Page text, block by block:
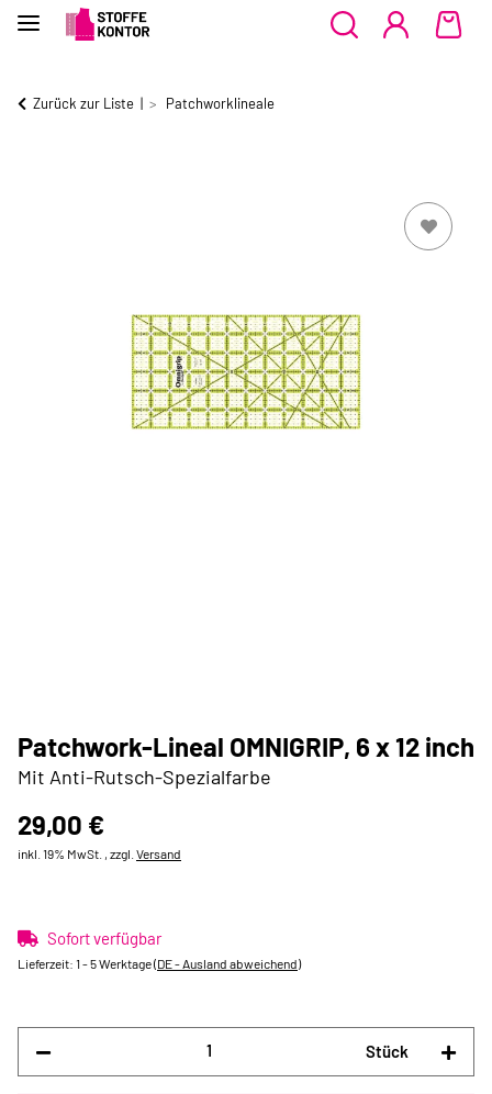
Zurück zur Liste Patchworklineale
Patchwork-Lineal OMNIGRIP, 6 x 12 inch
Mit Anti-Rutsch-Spezialfarbe
29,00 €
inkl. 19% MwSt. , zzgl. Versand
Sofort verfügbar
Lieferzeit: 1 - 5 Werktage(DE - Ausland abweichend)
Stück